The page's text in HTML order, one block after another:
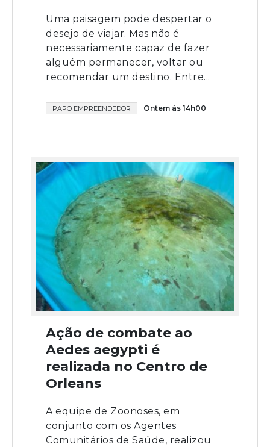
Uma paisagem pode despertar o
desejo de viajar. Mas não é
necessariamente capaz de fazer
alguém permanecer, voltar ou
recomendar um destino. Entre...
PAPO EMPREENDEDOR Ontem às 14h00
Ação de combate ao
Aedes aegypti é
realizada no Centro de
Orleans
A equipe de Zoonoses, em
conjunto com os Agentes
Comunitários de Saúde, realizou